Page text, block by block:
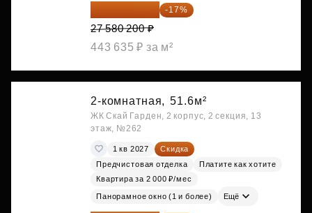
22 891 566 ₽ -17%
27 580 200 ₽
443 635 ₽ за м²
2-комнатная, 51.6м²
ЖК Скай Гарден, 2 корпус, 2 секция, 13
этаж, №262
1 кв 2027
Скидка
Предчистовая отделка
Платите как хотите
Квартира за 2 000 ₽/мес
Панорамное окно (1 и более) Ещё